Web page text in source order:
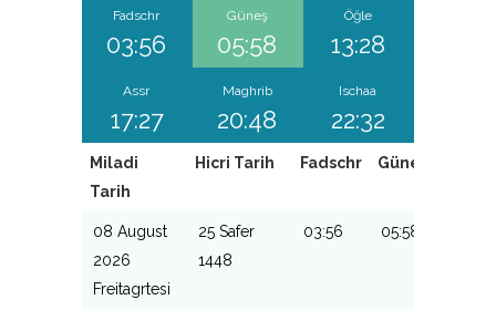
Fadschr
03:56
Güneş
05:58
Öğle
13:28
Assr
17:27
Maghrib
20:48
Ischaa
22:32
Miladi
Tarih
Hicri Tarih Fadschr Güneş
08 August
2026
Freitagrtesi
25 Safer
1448
03:56 05:58